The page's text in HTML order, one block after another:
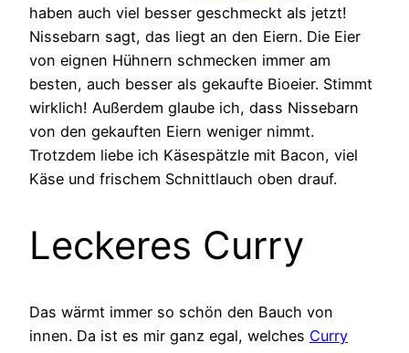
haben auch viel besser geschmeckt als jetzt!
Nissebarn sagt, das liegt an den Eiern. Die Eier
von eignen Hühnern schmecken immer am
besten, auch besser als gekaufte Bioeier. Stimmt
wirklich! Außerdem glaube ich, dass Nissebarn
von den gekauften Eiern weniger nimmt.
Trotzdem liebe ich Käsespätzle mit Bacon, viel
Käse und frischem Schnittlauch oben drauf.
Leckeres Curry
Das wärmt immer so schön den Bauch von
innen. Da ist es mir ganz egal, welches Curry